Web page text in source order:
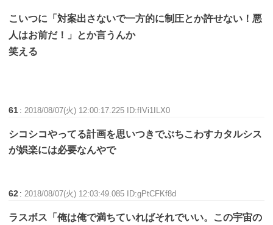
こいつに「対案出さないで一方的に制圧とか許せない！悪
人はお前だ！」とか言うんか
笑える
61 :2018/08/07(火) 12:00:17.225 ID:fIVi1ILX0
シコシコやってる計画を思いつきでぶちこわすカタルシス
が娯楽には必要なんやで
62 :2018/08/07(火) 12:03:49.085 ID:gPtCFKf8d
ラスボス「俺は俺で満ちていればそれでいい。この宇宙の